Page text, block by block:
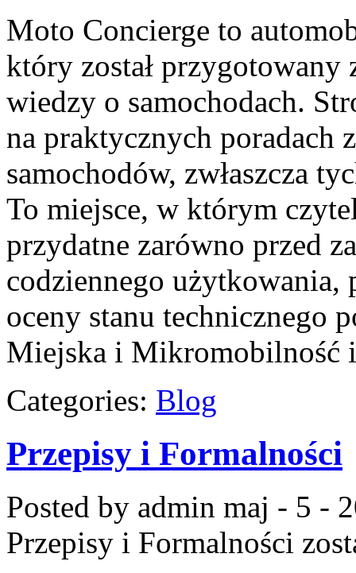
Moto Concierge to
który został przygotowany
wiedzy o samochodach.
na praktycznych poradach
samochodów, zwłaszcza
To miejsce, w którym
przydatne zarówno przed
codziennego użytkowania,
oceny stanu technicznego
Miejska i
Categories: Blog
Przepisy i Formalności
Posted by admin maj - 5 -
Przepisy i Formalności